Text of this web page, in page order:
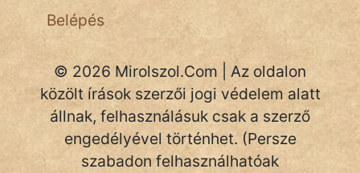
szegény legény
Hoffer Botond
szemfüles
Belépés
© 2026 Mirolszol.Com | Az oldalon
közölt írások szerzői jogi védelem alatt
állnak, felhasználásuk csak a szerző
engedélyével történhet. (Persze
szabadon felhasználhatóak